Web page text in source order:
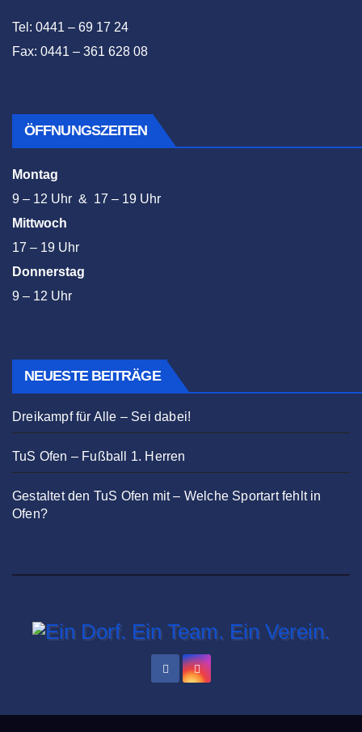
Tel: 0441 – 69 17 24
Fax: 0441 – 361 628 08
ÖFFNUNGSZEITEN
Montag
9 – 12 Uhr & 17 – 19 Uhr
Mittwoch
17 – 19 Uhr
Donnerstag
9 – 12 Uhr
NEUESTE BEITRÄGE
Dreikampf für Alle – Sei dabei!
TuS Ofen – Fußball 1. Herren
Gestaltet den TuS Ofen mit – Welche Sportart fehlt in
Ofen?